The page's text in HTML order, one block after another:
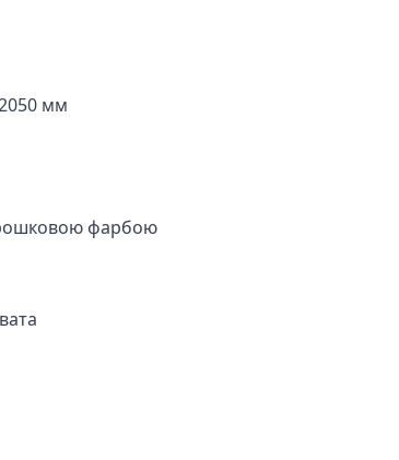
мм
фарбою